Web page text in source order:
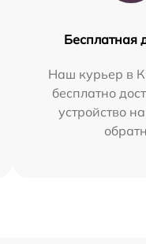
Бесплатная
Наш курьер в
бесплатно
устройство